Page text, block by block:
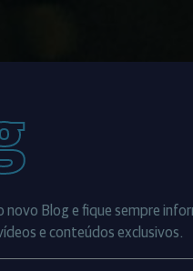
novo Blog e fique sempre
e conteúdos exclusivos.